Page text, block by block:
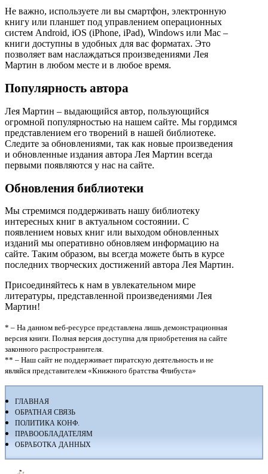
Не важно, используете ли вы смартфон, электронную
книгу или планшет под управлением операционных
систем Android, iOS (iPhone, iPad), Windows или Mac –
книги доступны в удобных для вас форматах. Это
позволяет вам наслаждаться произведениями Лея
Мартин в любом месте и в любое время.
Популярность автора
Лея Мартин – выдающийся автор, пользующийся
огромной популярностью на нашем сайте. Мы гордимся
представлением его творений в нашей библиотеке.
Следите за обновлениями, так как новые произведения
и обновленные издания автора Лея Мартин всегда
первыми появляются у нас на сайте.
Обновления библиотеки
Мы стремимся поддерживать нашу библиотеку
интересных книг в актуальном состоянии. С
появлением новых книг или выходом обновленных
изданий мы оперативно обновляем информацию на
сайте. Таким образом, вы всегда можете быть в курсе
последних творческих достижений автора Лея Мартин.
Присоединяйтесь к нам в увлекательном мире
литературы, представленной произведениями Лея
Мартин!
* – На данном веб-ресурсе представлена лишь демонстрационная
версия книги. Полная версия доступна для приобретения на сайте
законного распространителя.
** – Наш сайт не поддерживает пиратскую деятельность и не
являйся представителем «Книжного братства Флибуста»
ГЛАВНАЯ
ОБРАТНАЯ СВЯЗЬ
ПОЛИТИКА КОНФ.
ПРАВООБЛАДАТЕЛЯМ
ОБРАБОТКА ДАННЫХ